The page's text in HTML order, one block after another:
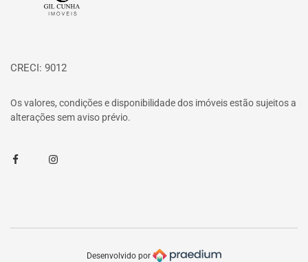
CRECI: 9012
Os valores, condições e disponibilidade dos imóveis estão sujeitos a
alterações sem aviso prévio.
FacebookInstagram
Desenvolvido por